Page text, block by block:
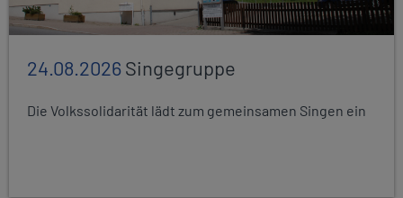
24.08.2026Singegruppe
Die Volkssolidarität lädt zum gemeinsamen Singen ein